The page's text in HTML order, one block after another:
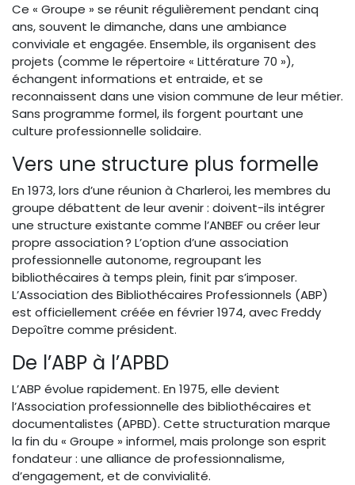
Ce « Groupe » se réunit régulièrement pendant cinq
ans, souvent le dimanche, dans une ambiance
conviviale et engagée. Ensemble, ils organisent des
projets (comme le répertoire « Littérature 70 »),
échangent informations et entraide, et se
reconnaissent dans une vision commune de leur métier.
Sans programme formel, ils forgent pourtant une
culture professionnelle solidaire.
Vers une structure plus formelle
En 1973, lors d’une réunion à Charleroi, les membres du
groupe débattent de leur avenir : doivent-ils intégrer
une structure existante comme l’ANBEF ou créer leur
propre association ? L’option d’une association
professionnelle autonome, regroupant les
bibliothécaires à temps plein, finit par s’imposer.
L’Association des Bibliothécaires Professionnels (ABP)
est officiellement créée en février 1974, avec Freddy
Depoître comme président.
De l’ABP à l’APBD
L’ABP évolue rapidement. En 1975, elle devient
l’Association professionnelle des bibliothécaires et
documentalistes (APBD). Cette structuration marque
la fin du « Groupe » informel, mais prolonge son esprit
fondateur : une alliance de professionnalisme,
d’engagement, et de convivialité.